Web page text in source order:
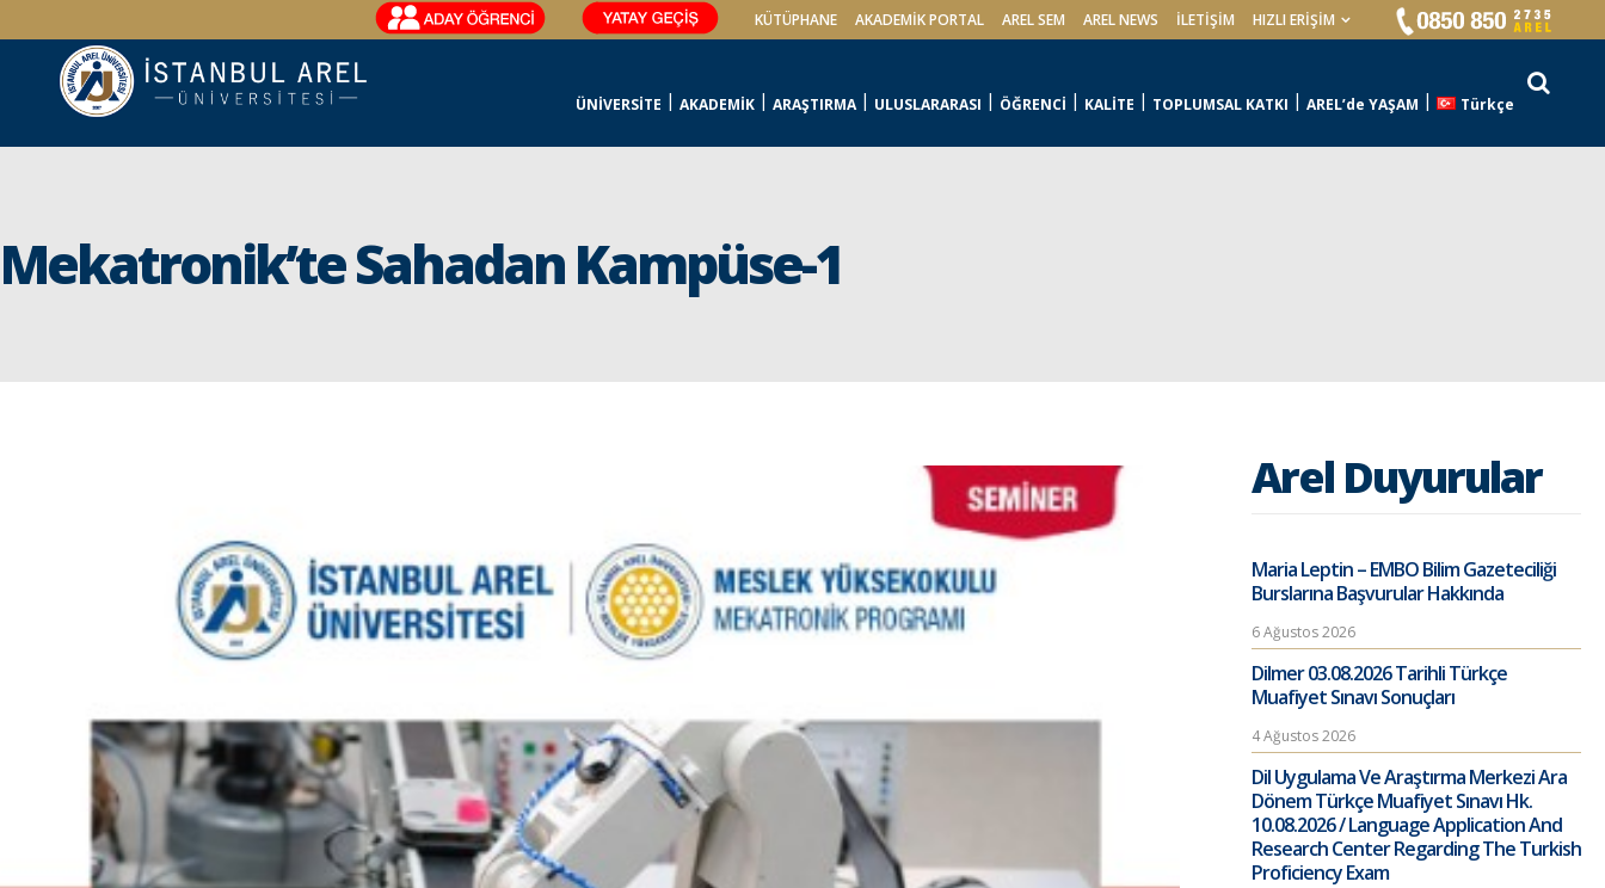
KÜTÜPHANE AKADEMİK PORTAL AREL SEM AREL NEWS İLETIŞIM HIZLI ERİŞİM
ÜNİVERSİTE AKADEMİK ARAŞTIRMA ULUSLARARASI ÖĞRENCİ KALİTE TOPLUMSAL KATKI AREL’de YAŞAM Türkçe
Mekatronik’te Sahadan Kampüse-1
Arel Duyurular
Maria Leptin – EMBO Bilim Gazeteciliği
Burslarına Başvurular Hakkında
6 Ağustos 2026
Dilmer 03.08.2026 Tarihli Türkçe
Muafiyet Sınavı Sonuçları
4 Ağustos 2026
Dil Uygulama Ve Araştırma Merkezi Ara
Dönem Türkçe Muafiyet Sınavı Hk.
10.08.2026 / Language Application And
Research Center Regarding The Turkish
Proficiency Exam